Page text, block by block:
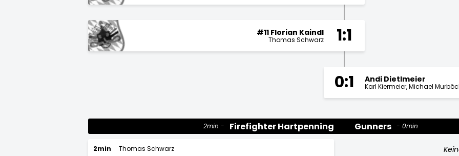
1:1
#11 Florian Kaindl
Thomas Schwarz
0:1 Andi Dietlmeier
Karl Kiermeier Michael
Firefighter Hartpenning
2min
2min Thomas Schwarz
Gunners 0min